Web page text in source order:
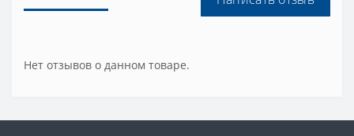
Нет отзывов о данном товаре.